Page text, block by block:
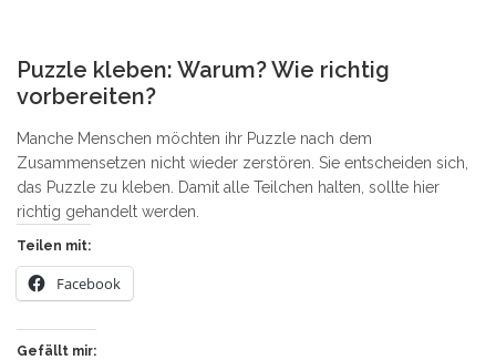
Puzzle kleben: Warum? Wie richtig
vorbereiten?
Manche Menschen möchten ihr Puzzle nach dem
Zusammensetzen nicht wieder zerstören. Sie entscheiden sich,
das Puzzle zu kleben. Damit alle Teilchen halten, sollte hier
richtig gehandelt werden.
Teilen mit:
Facebook
Gefällt mir: